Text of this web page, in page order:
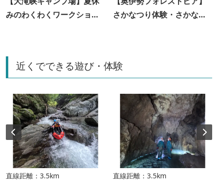
みのわくわくワークショッ
さかなつり体験・さかなつ
近くでできる遊び・体験
直線距離：3.5km 直線距離：3.5km